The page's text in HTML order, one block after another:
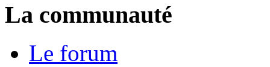
La communauté
Le forum